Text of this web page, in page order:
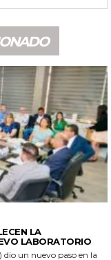
LA
LABORATORIO
dio un nuevo paso en la